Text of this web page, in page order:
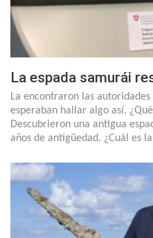
La espada samurái
La encontraron las autoridades
esperaban hallar algo así.
Descubrieron una antigua
años de antigüedad. ¿Cuál es